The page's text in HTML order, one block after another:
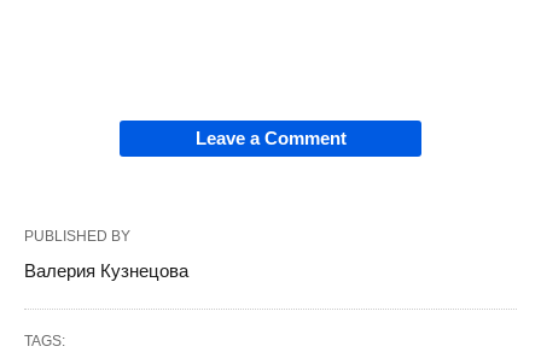
Leave a Comment
PUBLISHED BY
Валерия Кузнецова
TAGS: